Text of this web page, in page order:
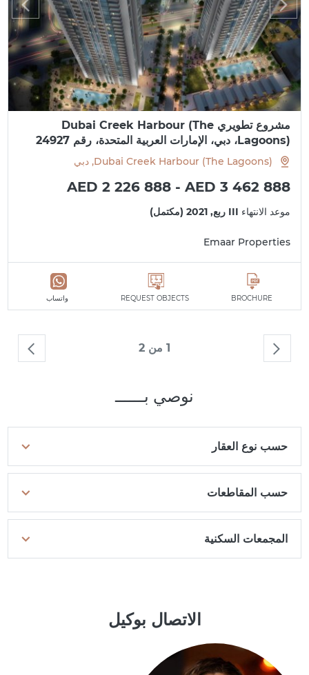
مشروع تطويري Dubai Creek Harbour (The
Lagoons)، دبي، الإمارات العربية المتحدة، رقم 24927
Dubai Creek Harbour (The Lagoons), دبي
AED 2 226 888 - AED 3 462 888
موعد الانتهاء III ربع, 2021 (مكتمل)
Emaar Properties
BROCHURE
REQUEST OBJECTS واتساب
1 من 2
نوصي بــــــ
حسب نوع العقار
حسب المقاطعات
المجمعات السكنية
الاتصال بوكيل